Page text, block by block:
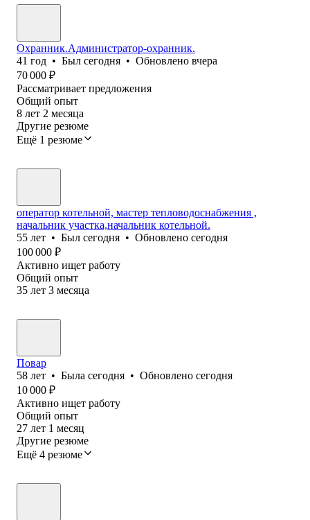
Охранник.Администратор-охранник.
41 год • Был сегодня • Обновлено вчера
70 000 ₽
Рассматривает предложения
Общий опыт
8 лет 2 месяца
Другие резюме
Ещё 1 резюме
оператор котельной, мастер тепловодоснабжения ,
начальник участка,начальник котельной.
55 лет • Был сегодня • Обновлено сегодня
100 000 ₽
Активно ищет работу
Общий опыт
35 лет 3 месяца
Повар
58 лет • Была сегодня • Обновлено сегодня
10 000 ₽
Активно ищет работу
Общий опыт
27 лет 1 месяц
Другие резюме
Ещё 4 резюме